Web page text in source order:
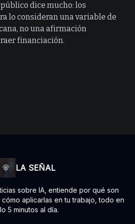
dice mucho: los
lo consideran una variable de
no una afirmación
financiación.
LA SEÑAL
sobre IA, entiende por qué son
aplicarlas en tu trabajo, todo en
5 minutos al día.